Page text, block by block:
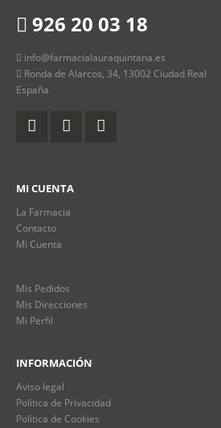
926 20 03 18
info@farmacialauraquintana.es
Ronda de Alarcos, 34, 13002 Ciudad Real
España
MI CUENTA
La Farmacia
Contacto
Mi Cuenta
Mis Pedidos
Mis Direcciones
Mi Perfil
INFORMACIÓN
Aviso legal
Política de Privacidad
Política de Cookies